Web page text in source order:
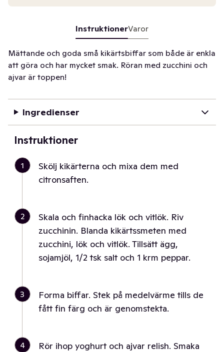
InstruktionerVaror
Mättande och goda små kikärtsbiffar som både är enkla
att göra och har mycket smak. Röran med zucchini och
ajvar är toppen!
Ingredienser
Instruktioner
1
Skölj kikärterna och mixa dem med
citronsaften.
2
Skala och finhacka lök och vitlök. Riv
zucchinin. Blanda kikärtssmeten med
zucchini, lök och vitlök. Tillsätt ägg,
sojamjöl, 1/2 tsk salt och 1 krm peppar.
3
Forma biffar. Stek på medelvärme tills de
fått fin färg och är genomstekta.
4
Rör ihop yoghurt och ajvar relish. Smaka